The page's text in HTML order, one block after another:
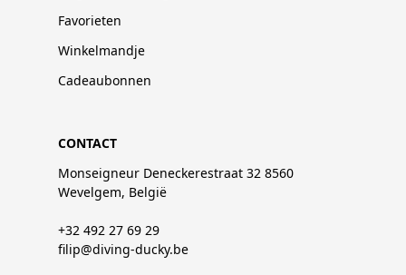
Favorieten
Winkelmandje
Cadeaubonnen
CONTACT
Monseigneur Deneckerestraat 32 8560
Wevelgem, België
+32 492 27 69 29
filip@diving-ducky.be